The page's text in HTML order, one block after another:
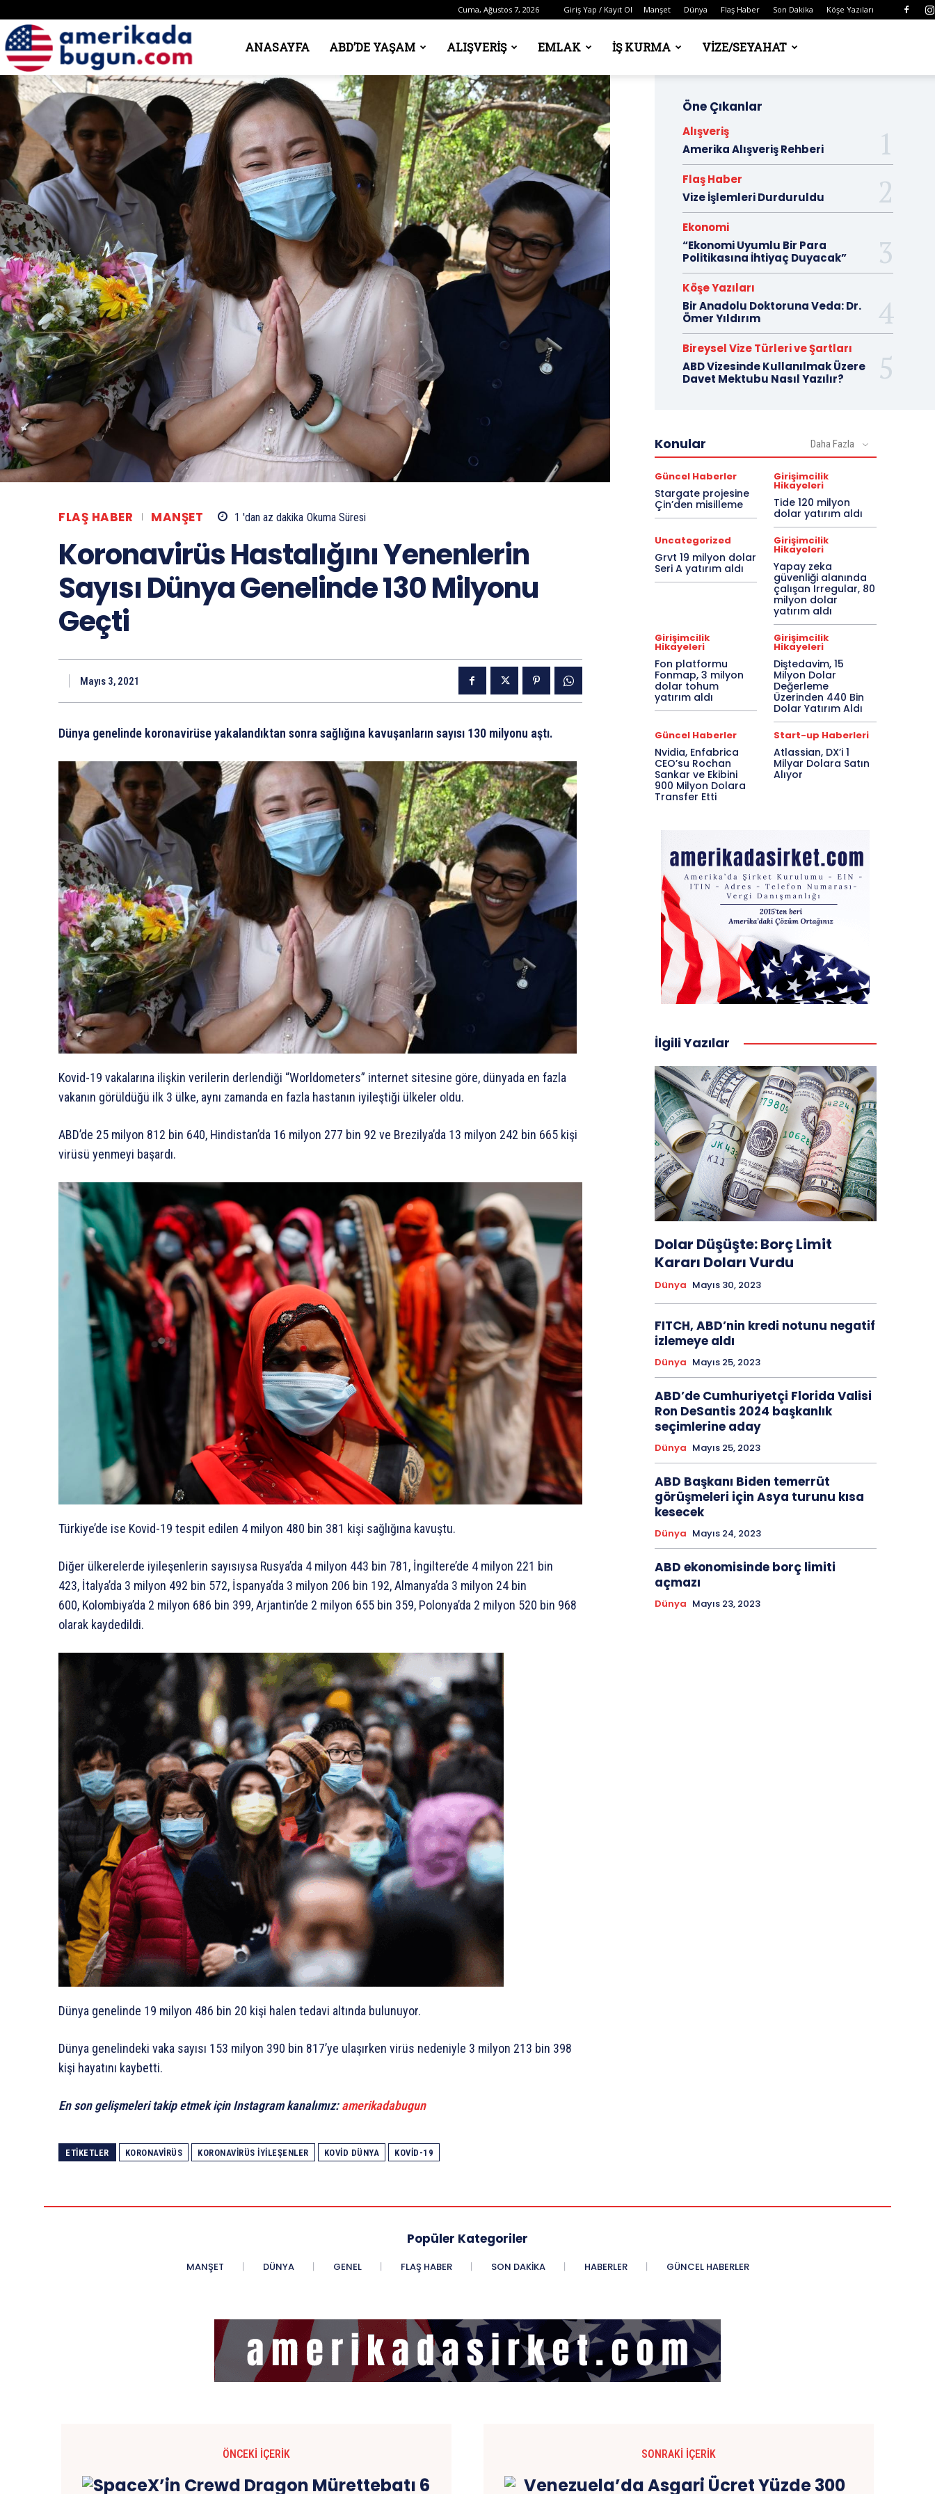
Cuma, Ağustos 7, 2026 Giriş Yap / Kayıt Ol Manşet Dünya Flaş Haber Son Dakika Köşe Yazıları
Amerika’da
Bugün
ANASAYFA ABD’DE YAŞAM ALIŞVERIŞ EMLAK İŞ KURMA VIZE/SEYAHAT
FLAŞ HABER MANŞET 1 'dan az dakika Okuma Süresi
Koronavirüs Hastalığını Yenenlerin
Sayısı Dünya Genelinde 130 Milyonu
Geçti
Mayıs 3, 2021
Dünya genelinde koronavirüse yakalandıktan sonra sağlığına kavuşanların sayısı 130 milyonu aştı.
Kovid-19 vakalarına ilişkin verilerin derlendiği “Worldometers” internet sitesine göre, dünyada en fazla
vakanın görüldüğü ilk 3 ülke, aynı zamanda en fazla hastanın iyileştiği ülkeler oldu.
ABD’de 25 milyon 812 bin 640, Hindistan’da 16 milyon 277 bin 92 ve Brezilya’da 13 milyon 242 bin 665 kişi
virüsü yenmeyi başardı.
Türkiye’de ise Kovid-19 tespit edilen 4 milyon 480 bin 381 kişi sağlığına kavuştu.
Diğer ülkerelerde iyileşenlerin sayısıysa Rusya’da 4 milyon 443 bin 781, İngiltere’de 4 milyon 221 bin
423, İtalya’da 3 milyon 492 bin 572, İspanya’da 3 milyon 206 bin 192, Almanya’da 3 milyon 24 bin
600, Kolombiya’da 2 milyon 686 bin 399, Arjantin’de 2 milyon 655 bin 359, Polonya’da 2 milyon 520 bin 968
olarak kaydedildi.
Dünya genelinde 19 milyon 486 bin 20 kişi halen tedavi altında bulunuyor.
Dünya genelindeki vaka sayısı 153 milyon 390 bin 817’ye ulaşırken virüs nedeniyle 3 milyon 213 bin 398
kişi hayatını kaybetti.
En son gelişmeleri takip etmek için Instagram kanalımız:amerikadabugun
ETIKETLER KORONAVIRÜS KORONAVIRÜS IYILEŞENLER KOVID DÜNYA KOVID-19
Öne Çıkanlar
Alışveriş
Amerika Alışveriş Rehberi
Flaş Haber
Vize İşlemleri Durduruldu
Ekonomi
“Ekonomi Uyumlu Bir Para
Politikasına İhtiyaç Duyacak”
Köşe Yazıları
Bir Anadolu Doktoruna Veda: Dr.
Ömer Yıldırım
Bireysel Vize Türleri ve Şartları
ABD Vizesinde Kullanılmak Üzere
Davet Mektubu Nasıl Yazılır?
Konular Daha Fazla
Güncel Haberler
Stargate projesine
Çin’den misilleme
Girişimcilik
Hikayeleri
Tide 120 milyon
dolar yatırım aldı
Uncategorized
Grvt 19 milyon dolar
Seri A yatırım aldı
Girişimcilik
Hikayeleri
Yapay zeka
güvenliği alanında
çalışan Irregular, 80
milyon dolar
yatırım aldı
Girişimcilik
Hikayeleri
Fon platformu
Fonmap, 3 milyon
dolar tohum
yatırım aldı
Girişimcilik
Hikayeleri
Diştedavim, 15
Milyon Dolar
Değerleme
Üzerinden 440 Bin
Dolar Yatırım Aldı
Güncel Haberler
Nvidia, Enfabrica
CEO’su Rochan
Sankar ve Ekibini
900 Milyon Dolara
Transfer Etti
Start-up Haberleri
Atlassian, DX’i 1
Milyar Dolara Satın
Alıyor
İlgili Yazılar
Dolar Düşüşte: Borç Limit
Kararı Doları Vurdu
Dünya Mayıs 30, 2023
FITCH, ABD’nin kredi notunu negatif
izlemeye aldı
Dünya Mayıs 25, 2023
ABD’de Cumhuriyetçi Florida Valisi
Ron DeSantis 2024 başkanlık
seçimlerine aday
Dünya Mayıs 25, 2023
ABD Başkanı Biden temerrüt
görüşmeleri için Asya turunu kısa
kesecek
Dünya Mayıs 24, 2023
ABD ekonomisinde borç limiti
açmazı
Dünya Mayıs 23, 2023
Popüler Kategoriler
MANŞET DÜNYA GENEL FLAŞ HABER SON DAKIKA HABERLER GÜNCEL HABERLER
ÖNCEKI İÇERIK SONRAKI İÇERIK